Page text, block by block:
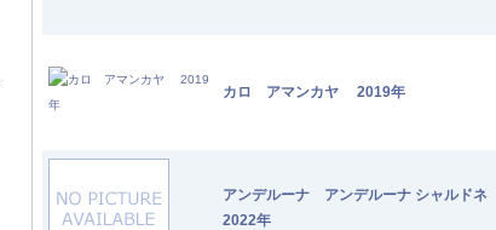
カロ アマンカヤ 2019年
アンデルーナ アンデルーナ シャルドネ
2022年